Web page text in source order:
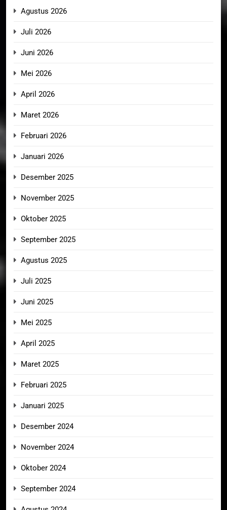
Agustus 2026
Juli 2026
Juni 2026
Mei 2026
April 2026
Maret 2026
Februari 2026
Januari 2026
Desember 2025
November 2025
Oktober 2025
September 2025
Agustus 2025
Juli 2025
Juni 2025
Mei 2025
April 2025
Maret 2025
Februari 2025
Januari 2025
Desember 2024
November 2024
Oktober 2024
September 2024